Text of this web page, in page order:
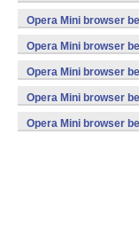
(armeabi) (Android)
Opera Mini browser
(armeabi) (Android)
Opera Mini browser
Opera Mini browser
Opera Mini browser
Opera Mini browser